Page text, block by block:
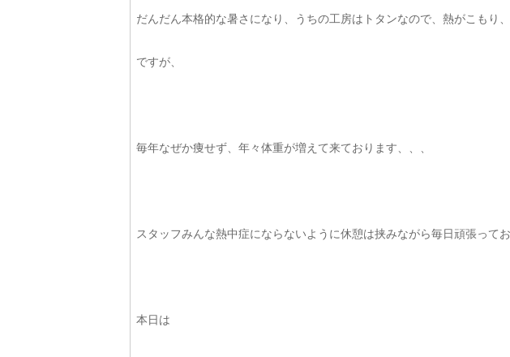
だんだん本格的な暑さになり、うちの工房はトタンなので、熱がこもり
ですが、
毎年なぜか痩せず、年々体重が増えて来ております、、、
スタッフみんな熱中症にならないように休憩は挟みながら毎日頑張ってお
本日は